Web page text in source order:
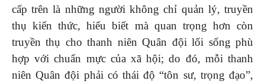
cấp trên là những người không chỉ quản lý, truyền
thụ kiến thức, hiểu biết mà quan trọng hơn còn
truyền thụ cho thanh niên Quân đội lối sống phù
hợp với chuẩn mực của xã hội; do đó, mỗi thanh
niên Quân đội phải có thái độ “tôn sư, trọng đạo”,